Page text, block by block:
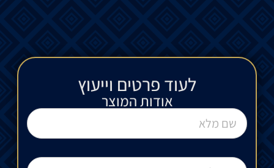
לעוד פרטים וייעוץ​
אודות המוצר